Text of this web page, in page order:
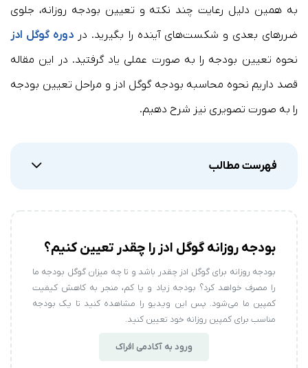
به همین دلیل رعایت چند نکته و تعیین بودجه روزانه، جلوی
ضررهای بعدی و شکست‌های آینده را بگیرید. در دوره گوگل ادز
نحوه تعیین بودجه را به صورت عملی یاد گرفتید. در این مقاله
قصد داریم نحوه محاسبه بودجه گوگل ادز و مراحل تعیین بودجه
را به صورت تصویری نیز شرح دهیم.
فهرست مطالب
بودجه روزانه گوگل ادز را چقدر تعیین کنیم؟
بودجه روزانه برای گوگل ادز چقدر باشد و تا چه میزان گوگل بودجه ما
را مصرف خواهد کرد؟ بودجه زیاد و یا کم، منجر به کاهش کیفیت
کمپین ما می‌شود. پس این ویدیو را مشاهده کنید تا یک بودجه
مناسب برای کمپین روزانه خود تعیین کنید.
ورود به آکادمی افراک